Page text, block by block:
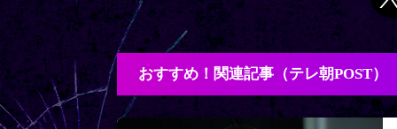
おすすめ！関連記事（テレ朝POST）